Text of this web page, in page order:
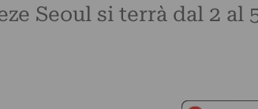
Seoul si terrà dal 2 al